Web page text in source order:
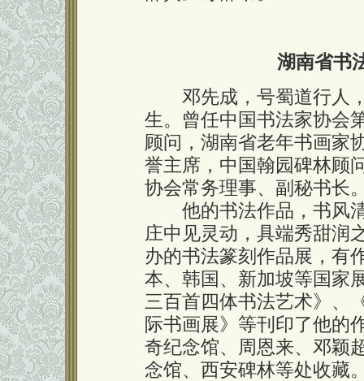
湖南省书
邓先成，号蜀道行人，
生。曾任中国书法家协会
顾问，湖南省老年书画家
誉主席，中国翰园碑林顾
协会常务理事、副秘书长
他的书法作品，书风清
庄中见灵动，具端秀甜润
办的书法篆刻作品展，有
本、韩国、新加坡等国家
三百首四体书法艺术》、
际书画展》等刊印了他的
奇纪念馆、周恩来、邓颖
念馆、西安碑林等处收藏